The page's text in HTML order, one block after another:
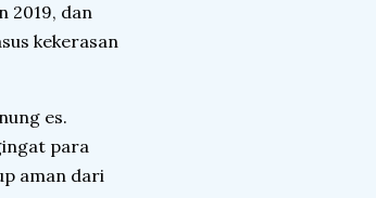
2019, dan
kekerasan
es.
para
aman dari